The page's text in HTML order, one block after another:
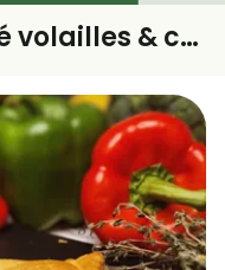
Chausson feuilleté volailles & champignons